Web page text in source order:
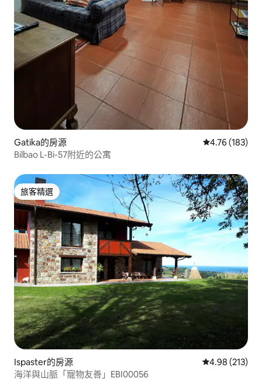
Gatika的房源 從 183 則評價
4.76 (183)
Bilbao L-Bi-57附近的公寓
旅客精選
旅客精選
Ispaster的房源 從 213 則評價
4.98 (213)
海洋與山脈「寵物友善」EBI00056